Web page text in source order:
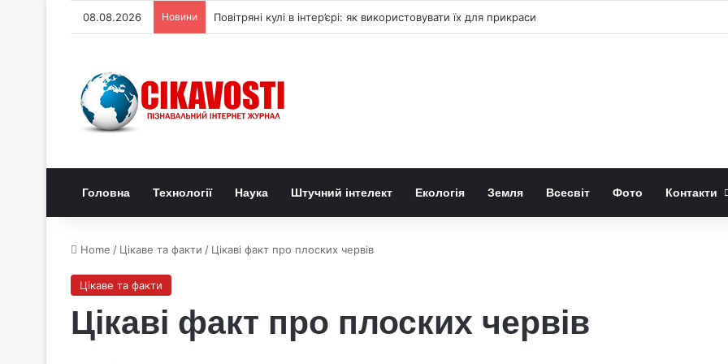
08.08.2026 Новини Генетичний перемикач керує «право-лівою» формою квітів лілій-метеликів
Головна Технології Наука Штучний інтелект Екологія Земля Всесвіт Фото Контакти
Home / Цікаве та факти / Цікаві факт про плоских червів
Цікаве та факти
Цікаві факт про плоских червів